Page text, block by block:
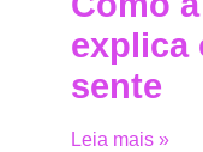
explica
sente
Leia mais »